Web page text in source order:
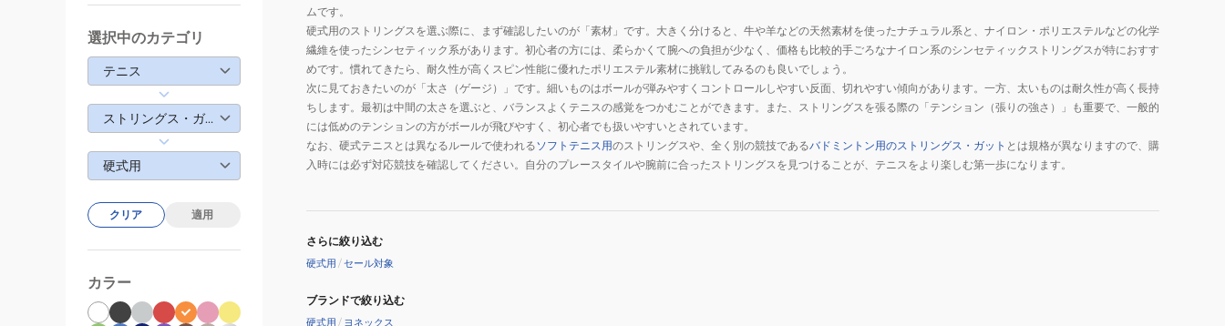
ムです。
硬式用のストリングスを選ぶ際に、まず確認したいのが「素材」です。大きく分けると、牛や羊などの天然素材を使ったナチュラル系と、ナイロン・ポリエステルなどの化学
繊維を使ったシンセティック系があります。初心者の方には、柔らかくて腕への負担が少なく、価格も比較的手ごろなナイロン系のシンセティックストリングスが特におすす
めです。慣れてきたら、耐久性が高くスピン性能に優れたポリエステル素材に挑戦してみるのも良いでしょう。
次に見ておきたいのが「太さ（ゲージ）」です。細いものはボールが弾みやすくコントロールしやすい反面、切れやすい傾向があります。一方、太いものは耐久性が高く長持
ちします。最初は中間の太さを選ぶと、バランスよくテニスの感覚をつかむことができます。また、ストリングスを張る際の「テンション（張りの強さ）」も重要で、一般的
には低めのテンションの方がボールが飛びやすく、初心者でも扱いやすいとされています。
なお、硬式テニスとは異なるルールで使われるソフトテニス用のストリングスや、全く別の競技であるバドミントン用のストリングス・ガット とは規格が異なりますので、購
入時には必ず対応競技を確認してください。自分のプレースタイルや腕前に合ったストリングスを見つけることが、テニスをより楽しむ第一歩になります。
さらに絞り込む
硬式用 /セール対象
ブランドで絞り込む
硬式用 / ヨネックス
選択中のカテゴリ
テニス
ストリングス・ガット
硬式用
クリア 適用
カラー